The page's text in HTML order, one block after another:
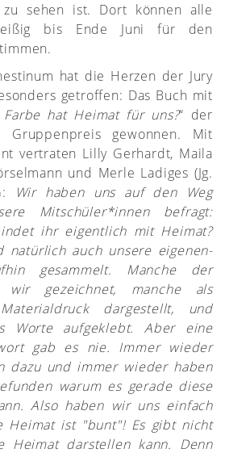
zu sehen ist. Dort können alle
bis Ende Juni für den
hat die Herzen der Jury
getroffen: Das Buch mit
Farbe hat Heimat für uns?“ der
Gruppenpreis gewonnen. Mit
vertraten Lilly Gerhardt, Maila
und Merle Ladiges (Jg.
Wir haben uns auf den Weg
Mitschüler*innen befragt:
ihr eigentlich mit Heimat?
natürlich auch unsere eigenen-
gesammelt. Manche der
wir gezeichnet, manche als
dargestellt, und
Worte aufgeklebt. Aber eine
gab es nie. Immer wieder
dazu und immer wieder haben
warum es gerade diese
Also haben wir uns einfach
Heimat ist "bunt"! Es gibt nicht
Heimat darstellen kann. Denn